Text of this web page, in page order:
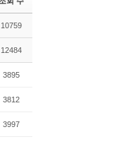
10759
12484
3895
3812
3997